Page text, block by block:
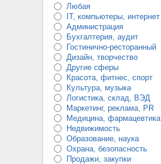
Любая
IT, компьютеры, интернет
Администрация
Бухгалтерия, аудит
Гостинично-ресторанный
Дизайн, творчество
Другие сферы
Красота, фитнес, спорт
Культура, музыка
Логистика, склад, ВЭД
Маркетинг, реклама, PR
Медицина, фармацевтика
Недвижимость
Образование, наука
Охрана, безопасность
Продажи, закупки